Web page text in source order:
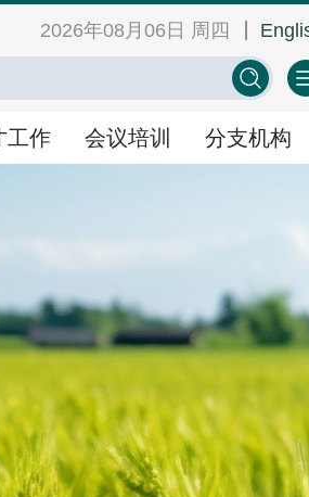
2026年08月06日 周四
工作 会议培训 分支机构
中心学会门户网 EN
才举荐
人才研修
学术会议
教育培训